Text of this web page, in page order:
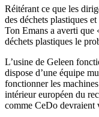
Réitérant ce que les
des déchets plastiques
Ton Emans a averti que
déchets plastiques le
L’usine de Geleen
dispose d’une équipe
fonctionner les
intérieur européen du
comme CeDo devraient